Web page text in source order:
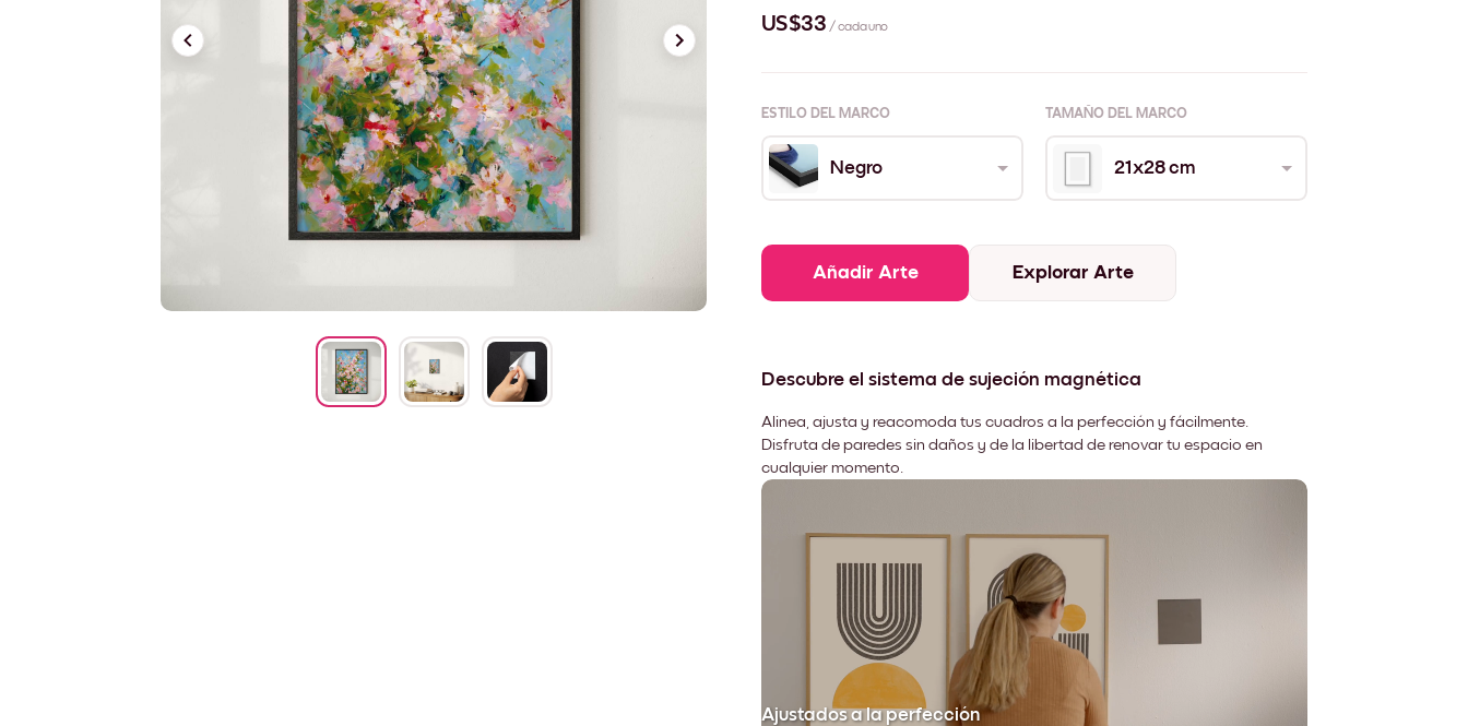
US$33 / cada uno
ESTILO DEL MARCO TAMAÑO DEL MARCO
Negro 21x28 cm
Añadir Arte Explorar Arte
Descubre el sistema de sujeción magnética
Alinea, ajusta y reacomoda tus cuadros a la perfección y fácilmente.
Disfruta de paredes sin daños y de la libertad de renovar tu espacio en
cualquier momento.
Ajustados a la perfección